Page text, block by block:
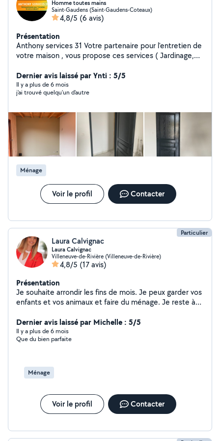
Homme toutes mains
Saint-Gaudens (Saint-Gaudens-Coteaux)
4,8/5 (6 avis)
Présentation
Anthony services 31 Votre partenaire pour l'entretien de
votre maison , vous propose ces services ( Jardinage,
débarrassement, traitement des déchets ) Devis gratuit
(déplacement dans un rayon de 100km au alentours de
saint gaudens ) Fourgon à disposition Tarif attractif
contacter au 06-03-40-77-24
Dernier avis laissé par Ynti : 5/5
Il y a plus de 6 mois
j'ai trouvé quelqu'un d'autre
Ménage
Voir le profil Contacter
Particulier
Laura Calvignac
Laura Calvignac
Villeneuve-de-Rivière (Villeneuve-de-Rivière)
4,8/5 (17 avis)
Présentation
Je souhaite arrondir les fins de mois. Je peux garder vos
enfants et vos animaux et faire du ménage. Je reste à
Dernier avis laissé par Michelle : 5/5
Il y a plus de 6 mois
Que du bien parfaite
Ménage
Voir le profil Contacter